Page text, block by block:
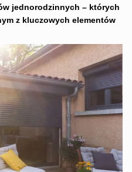
jednorodzinnych – których
z kluczowych elementów